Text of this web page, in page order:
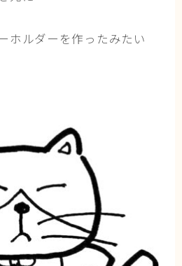
・病院情報）
性、気持ちの読み方）
優しいインテリア、災害対
ホルダーを作ったみたい